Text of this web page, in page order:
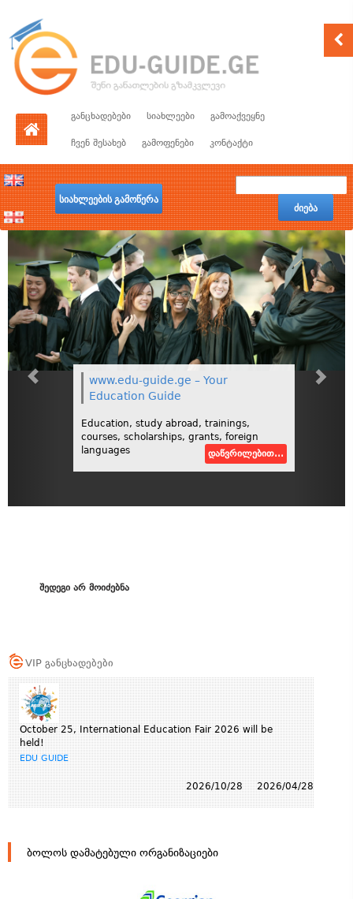
განცხადებები სიახლეები გამოაქვეყნე
ჩვენ შესახებ გამოფენები კონტაქტი
სიახლეების გამოწერა
ძიება
www.edu-guide.ge – Your
Education Guide
Education, study abroad, trainings,
courses, scholarships, grants, foreign
languages
დაწვრილებით...
შედეგი არ მოიძებნა
VIP განცხადებები
October 25, International Education Fair 2026 will be
held!
EDU GUIDE
2026/04/28
2026/10/28
ბოლოს დამატებული ორგანიზაციები